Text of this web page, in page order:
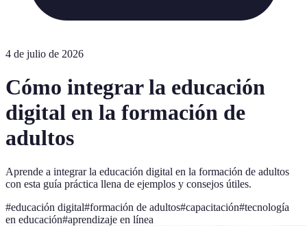
4 de julio de 2026
Cómo integrar la educación
digital en la formación de
adultos
Aprende a integrar la educación digital en la formación de adultos
con esta guía práctica llena de ejemplos y consejos útiles.
#educación digital#formación de adultos#capacitación#tecnología
en educación#aprendizaje en línea